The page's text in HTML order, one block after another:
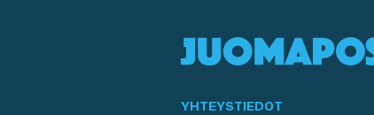
YHTEYSTIEDOT